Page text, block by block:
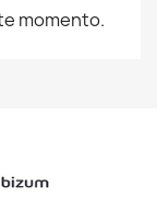
momento.